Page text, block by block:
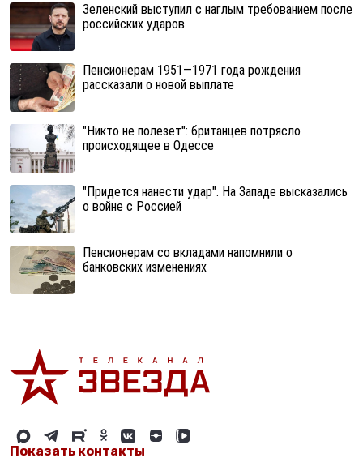
Зеленский выступил с наглым требованием после
российских ударов
Пенсионерам 1951—1971 года рождения
рассказали о новой выплате
"Никто не полезет": британцев потрясло
происходящее в Одессе
"Придется нанести удар". На Западе высказались
о войне с Россией
Пенсионерам со вкладами напомнили о
банковских изменениях
Показать контакты